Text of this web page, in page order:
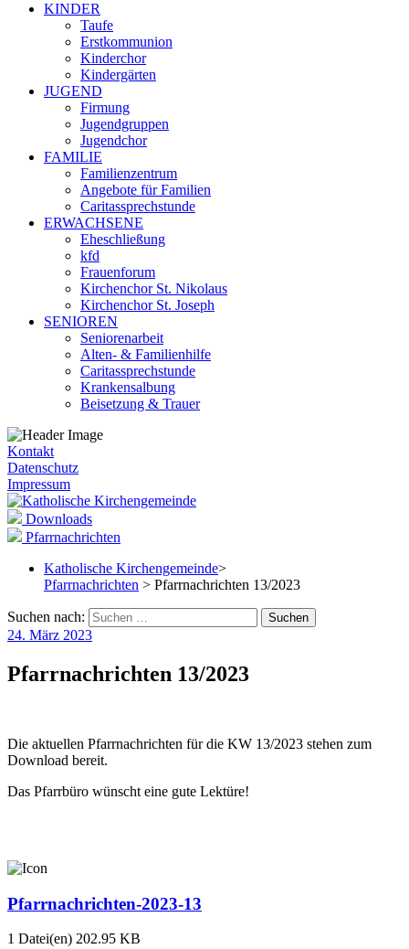
KINDER
Taufe
Erstkommunion
Kinderchor
Kindergärten
JUGEND
Firmung
Jugendgruppen
Jugendchor
FAMILIE
Familienzentrum
Angebote für Familien
Caritassprechstunde
ERWACHSENE
Eheschließung
kfd
Frauenforum
Kirchenchor St. Nikolaus
Kirchenchor St. Joseph
SENIOREN
Seniorenarbeit
Alten- & Familienhilfe
Caritassprechstunde
Krankensalbung
Beisetzung & Trauer
Kontakt
Datenschutz
Impressum
Downloads
Pfarrnachrichten
Katholische Kirchengemeinde>
Pfarrnachrichten > Pfarrnachrichten 13/2023
Suchen nach:
24. März 2023
Pfarrnachrichten 13/2023
Die aktuellen Pfarrnachrichten für die KW 13/2023 stehen zum
Download bereit.
Das Pfarrbüro wünscht eine gute Lektüre!
Pfarrnachrichten-2023-13
1 Datei(en) 202.95 KB